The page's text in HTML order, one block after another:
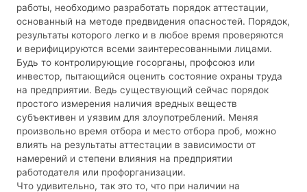
работы, необходимо разработать порядок аттестации,
основанный на методе предвидения опасностей. Порядок,
результаты которого легко и в любое время проверяются
и верифицируются всеми заинтересованными лицами.
Будь то контролирующие госорганы, профсоюз или
инвестор, пытающийся оценить состояние охраны труда
на предприятии. Ведь существующий сейчас порядок
простого измерения наличия вредных веществ
субъективен и уязвим для злоупотреблений. Меняя
произвольно время отбора и место отбора проб, можно
влиять на результаты аттестации в зависимости от
намерений и степени влияния на предприятии
работодателя или профорганизации.
Что удивительно, так это то, что при наличии на